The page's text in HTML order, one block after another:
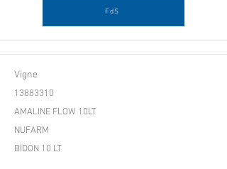
FdS
Vigne
13883310
AMALINE FLOW 10LT
NUFARM
BIDON 10 LT